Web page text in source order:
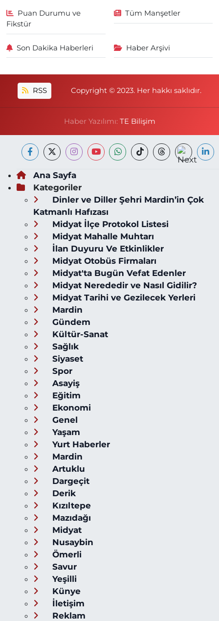
Puan Durumu ve
Fikstür
Tüm Manşetler
Son Dakika Haberleri Haber Arşivi
RSS Copyright © 2023. Her hakkı saklıdır.
Haber Yazılımı: TE Bilişim
Ana Sayfa
Kategoriler
Dinler ve Diller Şehri Mardin’in Çok
Katmanlı Hafızası
Midyat İlçe Protokol Listesi
Midyat Mahalle Muhtarı
İlan Duyuru Ve Etkinlikler
Midyat Otobüs Firmaları
Midyat'ta Bugün Vefat Edenler
Midyat Nerededir ve Nasıl Gidilir?
Midyat Tarihi ve Gezilecek Yerleri
Mardin
Gündem
Kültür-Sanat
Sağlık
Siyaset
Spor
Asayiş
Eğitim
Ekonomi
Genel
Yaşam
Yurt Haberler
Mardin
Artuklu
Dargeçit
Derik
Kızıltepe
Mazıdağı
Midyat
Nusaybin
Ömerli
Savur
Yeşilli
Künye
İletişim
Reklam